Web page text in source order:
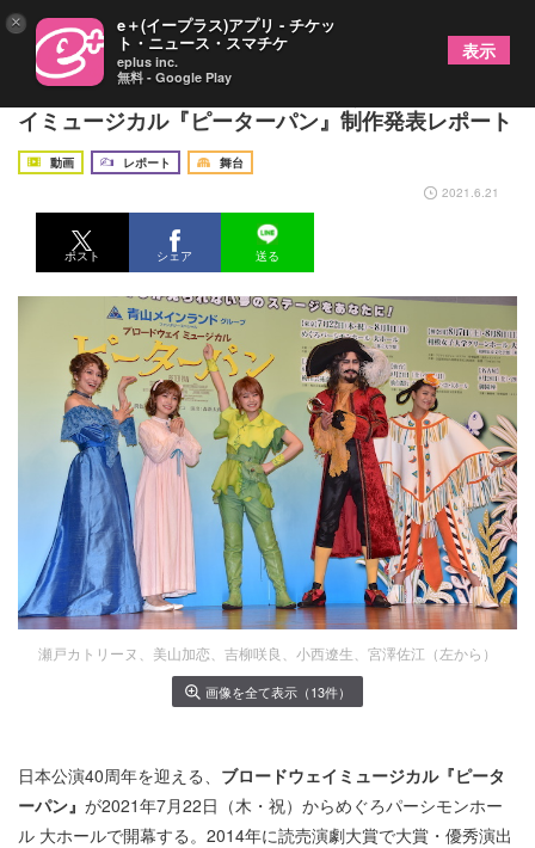
祝・日本公演40周年！ 愛され続けるブロードウェ
イミュージカル『ピーターパン』制作発表レポート
動画 レポート
舞台
2021.6.21
ポスト シェア 送る
瀬戸カトリーヌ、美山加恋、吉柳咲良、小西遼生、宮澤佐江（左から）
画像を全て表示（13件）
日本公演40周年を迎える、 ブロードウェイミュージカル『ピータ
ーパン』 が2021年7月22日（木・祝）からめぐろパーシモンホー
ル 大ホールで開幕する。2014年に読売演劇大賞で大賞・優秀演出
× e＋(イープラス)アプリ - チケッ
ト・ニュース・スマチケ
eplus inc.
無料 - Google Play
表示